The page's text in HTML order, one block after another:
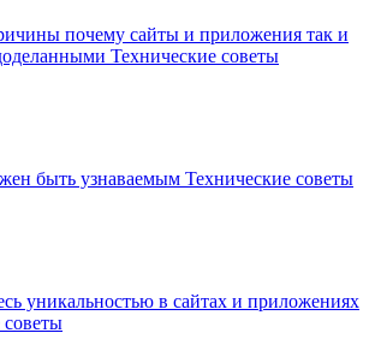
почему сайты и приложения так и
Технические советы
быть узнаваемым Технические советы
уникальностью в сайтах и приложениях
советы